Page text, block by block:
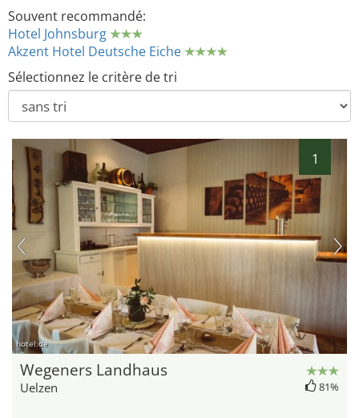
Souvent recommandé:
Hotel Johnsburg
Akzent Hotel Deutsche Eiche
Sélectionnez le critère de tri
1
hotel.de
Wegeners Landhaus
Uelzen 81%